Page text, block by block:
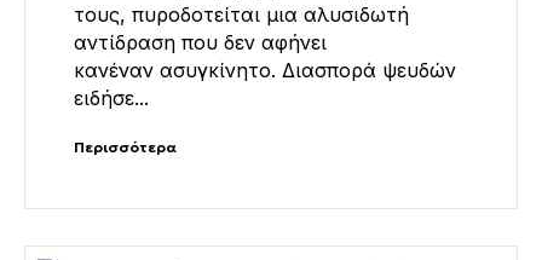
τους, πυροδοτείται μια αλυσιδωτή
αντίδραση που δεν αφήνει
κανέναν ασυγκίνητο. Διασπορά ψευδών
ειδήσε...
Περισσότερα